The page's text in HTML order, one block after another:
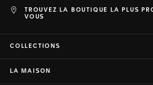
TROUVEZ LA BOUTIQUE LA PLUS
VOUS
COLLECTIONS
LA MAISON